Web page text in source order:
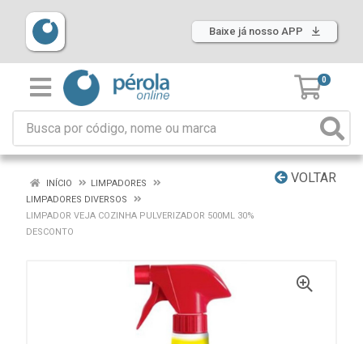
Baixe já nosso APP
0
VOLTAR
INÍCIO
LIMPADORES
LIMPADORES DIVERSOS
LIMPADOR VEJA COZINHA PULVERIZADOR 500ML 30%
DESCONTO